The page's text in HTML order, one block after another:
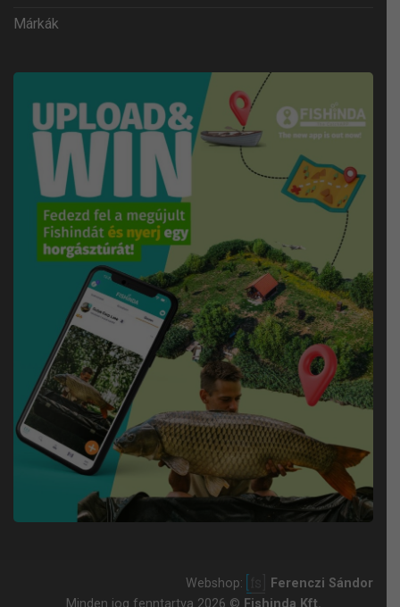
Márkák
Webshop:
Ferenczi Sándor
Minden jog fenntartva 2026 © Fishinda Kft.